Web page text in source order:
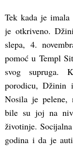
Tek kada je imala
je otkriveno.
slepa, 4.
pomoć u Templ
svog supruga.
porodicu, Džinin
Nosila je pelene,
bile su joj na
životinje.
godina i da je